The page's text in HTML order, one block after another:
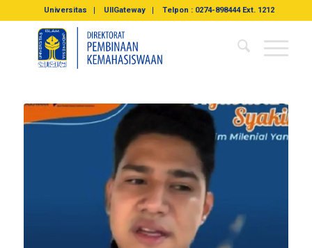
Universitas UIIGateway Telpon : 0274-898444 Ext. 1212